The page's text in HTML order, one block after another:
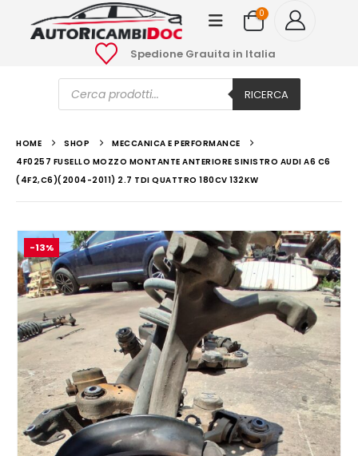
0
Spedione Grauita in Italia
Ricerca
prodotti RICERCA
HOME SHOP
MECCANICA E PERFORMANCE
4F0257 FUSELLO MOZZO MONTANTE ANTERIORE SINISTRO AUDI A6 C6
(4F2,C6)(2004-2011) 2.7 TDI QUATTRO 180CV 132KW
-13%